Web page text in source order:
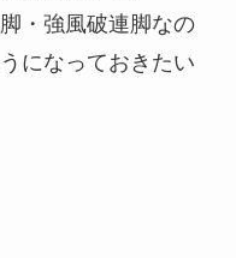
・強風破連脚なの
になっておきたい